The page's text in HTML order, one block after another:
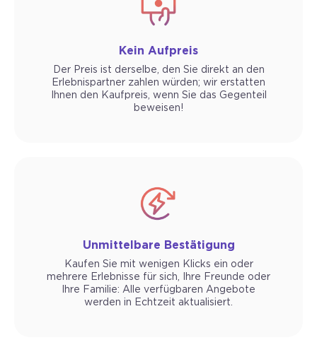
Kein Aufpreis
Der Preis ist derselbe, den Sie direkt an den
Erlebnispartner zahlen würden; wir erstatten
Ihnen den Kaufpreis, wenn Sie das Gegenteil
beweisen!
Unmittelbare Bestätigung
Kaufen Sie mit wenigen Klicks ein oder
mehrere Erlebnisse für sich, Ihre Freunde oder
Ihre Familie: Alle verfügbaren Angebote
werden in Echtzeit aktualisiert.